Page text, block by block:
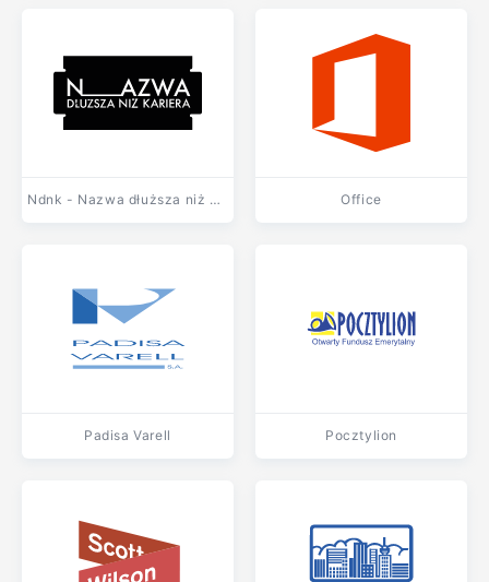
Ndnk - Nazwa dłuższa niż kariera Office
Padisa Varell Pocztylion